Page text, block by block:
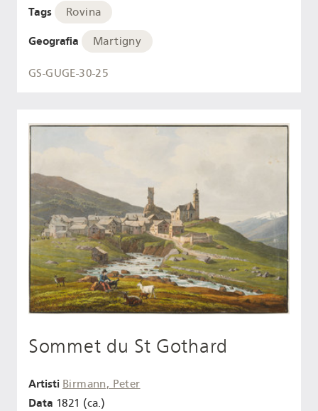
Tags Rovina
Geografia Martigny
GS-GUGE-30-25
Sommet du St Gothard
Artisti Birmann, Peter
Data 1821 (ca.)